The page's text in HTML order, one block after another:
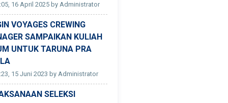
16 April 2025 by Administrator
VOYAGES CREWING
SAMPAIKAN KULIAH
UNTUK TARUNA PRA
15 Juni 2023 by Administrator
SELEKSI